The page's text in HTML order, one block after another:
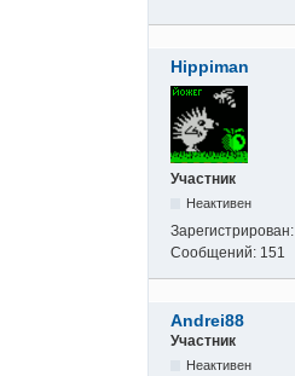
Hippiman
Участник
Неактивен
Зарегистрирован:
Сообщений: 151
Andrei88
Участник
Неактивен